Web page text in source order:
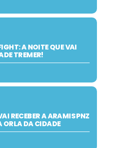
A NOITE QUE VAI
TREMER!
RECEBER A ARAMIS PNZ
ORLA DA CIDADE